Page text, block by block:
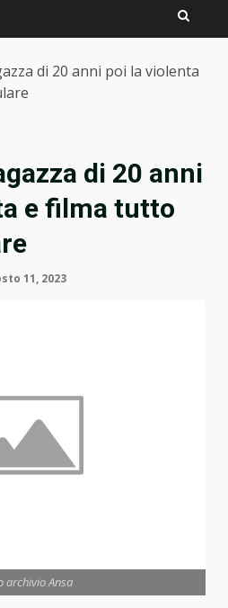
di 20 anni poi la violenta
di 20 anni
e filma tutto
11, 2023
archivio Ansa